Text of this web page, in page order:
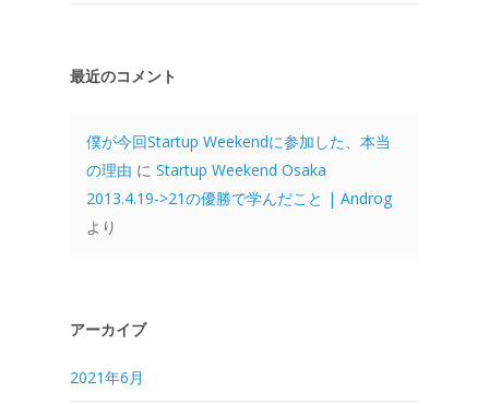
最近のコメント
僕が今回Startup Weekendに参加した、本当
の理由 に Startup Weekend Osaka
2013.4.19->21の優勝で学んだこと | Androg
より
アーカイブ
2021年6月